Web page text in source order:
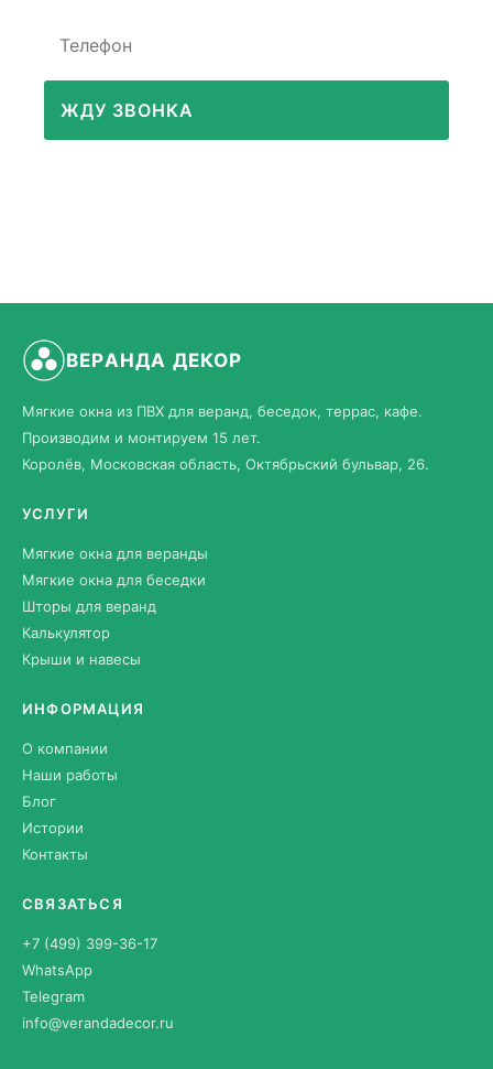
ЖДУ ЗВОНКА
ВЕРАНДА ДЕКОР
Мягкие окна из ПВХ для веранд, беседок, террас, кафе.
Производим и монтируем 15 лет.
Королёв, Московская область, Октябрьский бульвар, 26.
УСЛУГИ
Мягкие окна для веранды
Мягкие окна для беседки
Шторы для веранд
Калькулятор
Крыши и навесы
ИНФОРМАЦИЯ
О компании
Наши работы
Блог
Истории
Контакты
СВЯЗАТЬСЯ
+7 (499) 399-36-17
WhatsApp
Telegram
info@verandadecor.ru